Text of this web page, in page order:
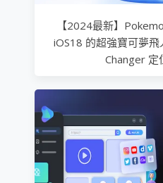
【2024最新】
iOS18 的超強寶可夢
Changer 定